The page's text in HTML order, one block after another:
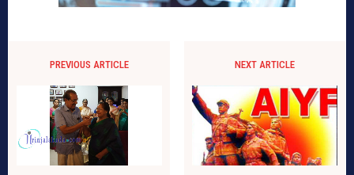
PREVIOUS ARTICLE NEXT ARTICLE